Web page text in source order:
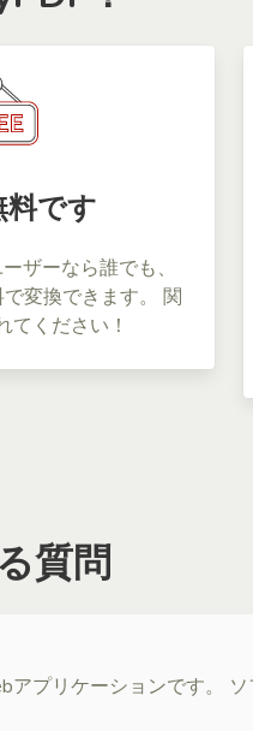
です
ザーなら誰でも、
変換できます。 関
てください！
質問
プリケーションです。 ソ